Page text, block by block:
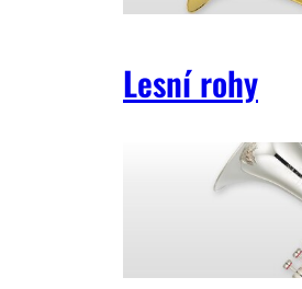
Lesní rohy